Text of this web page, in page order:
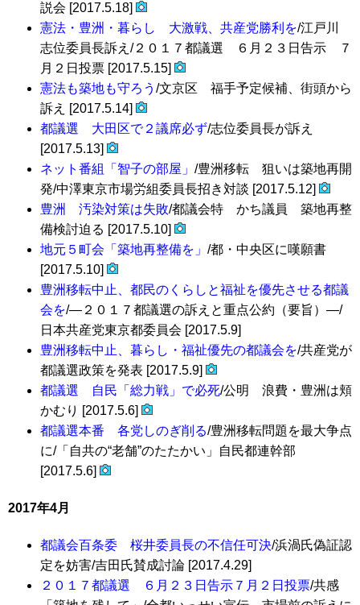
説会 [2017.5.18]
憲法・豊洲・暮らし 大激戦、共産党勝利を/江戸川
志位委員長訴え/２０１７都議選 ６月２３日告示 ７
月２日投票 [2017.5.15]
憲法も築地も守ろう /文京区 福手予定候補、街頭から
訴え [2017.5.14]
都議選 大田区で２議席必ず/志位委員長が訴え
[2017.5.13]
ネット番組「智子の部屋」 /豊洲移転 狙いは築地再開
発/中澤東京市場労組委員長招き対談 [2017.5.12]
豊洲 汚染対策は失敗/都議会特 かち議員 築地再整
備検討迫る [2017.5.10]
地元５町会「築地再整備を」 /都・中央区に嘆願書
[2017.5.10]
豊洲移転中止、都民のくらしと福祉を優先させる都議
会を/―２０１７都議選の訴えと重点公約（要旨）―/
日本共産党東京都委員会 [2017.5.9]
豊洲移転中止、暮らし・福祉優先の都議会を/共産党が
都議選政策を発表 [2017.5.9]
都議選 自民「総力戦」で必死/公明 浪費・豊洲は頬
かむり [2017.5.6]
都議選本番 各党しのぎ削る/豊洲移転問題を最大争点
に/「自共の“老舗”のたたかい」自民都連幹部
[2017.5.6]
2017年4月
都議会百条委 桜井委員長の不信任可決/浜渦氏偽証認
定を妨害/吉田氏賛成討論 [2017.4.29]
２０１７都議選 ６月２３日告示７月２日投票/共感